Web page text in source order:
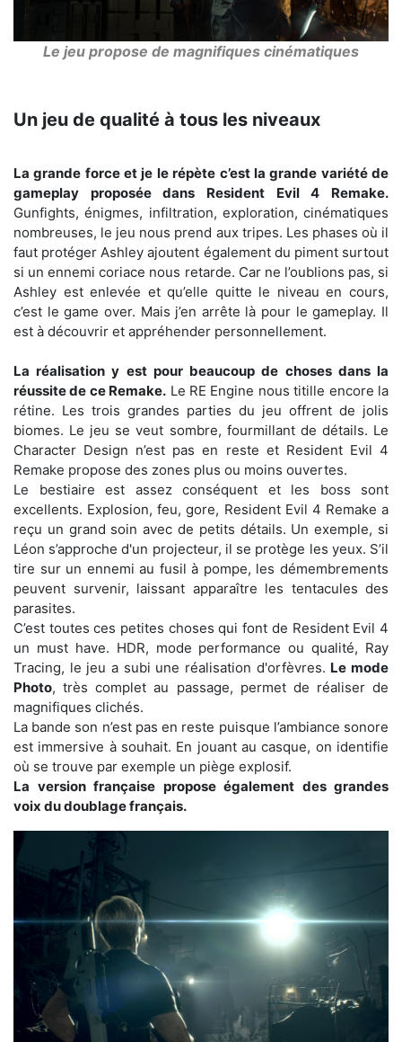
Le jeu propose de magnifiques cinématiques
Un jeu de qualité à tous les niveaux
La grande force et je le répète c’est la grande variété de
gameplay proposée dans Resident Evil 4 Remake.
Gunfights, énigmes, infiltration, exploration, cinématiques
nombreuses, le jeu nous prend aux tripes. Les phases où il
faut protéger Ashley ajoutent également du piment surtout
si un ennemi coriace nous retarde. Car ne l’oublions pas, si
Ashley est enlevée et qu’elle quitte le niveau en cours,
c’est le game over. Mais j’en arrête là pour le gameplay. Il
est à découvrir et appréhender personnellement.
La réalisation y est pour beaucoup de choses dans la
réussite de ce Remake. Le RE Engine nous titille encore la
rétine. Les trois grandes parties du jeu offrent de jolis
biomes. Le jeu se veut sombre, fourmillant de détails. Le
Character Design n’est pas en reste et Resident Evil 4
Remake propose des zones plus ou moins ouvertes.
Le bestiaire est assez conséquent et les boss sont
excellents. Explosion, feu, gore, Resident Evil 4 Remake a
reçu un grand soin avec de petits détails. Un exemple, si
Léon s’approche d'un projecteur, il se protège les yeux. S’il
tire sur un ennemi au fusil à pompe, les démembrements
peuvent survenir, laissant apparaître les tentacules des
parasites.
C’est toutes ces petites choses qui font de Resident Evil 4
un must have. HDR, mode performance ou qualité, Ray
Tracing, le jeu a subi une réalisation d'orfèvres. Le mode
Photo, très complet au passage, permet de réaliser de
magnifiques clichés.
La bande son n’est pas en reste puisque l’ambiance sonore
est immersive à souhait. En jouant au casque, on identifie
où se trouve par exemple un piège explosif.
La version française propose également des grandes
voix du doublage français.